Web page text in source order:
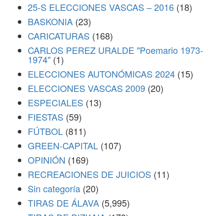
25-S ELECCIONES VASCAS – 2016 (18)
BASKONIA (23)
CARICATURAS (168)
CARLOS PEREZ URALDE "Poemario 1973-
1974" (1)
ELECCIONES AUTONÓMICAS 2024 (15)
ELECCIONES VASCAS 2009 (20)
ESPECIALES (13)
FIESTAS (59)
FÚTBOL (811)
GREEN-CAPITAL (107)
OPINIÓN (169)
RECREACIONES DE JUICIOS (11)
Sin categoría (20)
TIRAS DE ÁLAVA (5,995)